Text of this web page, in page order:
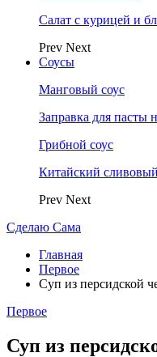
Салат с курицей и
Prev Next
Соусы
Манговый соус
Заправка для пасты
Грибной соус
Китайский
Prev Next
Сделаю Сама
Главная
Первое
Суп из персидской
Первое
Суп из